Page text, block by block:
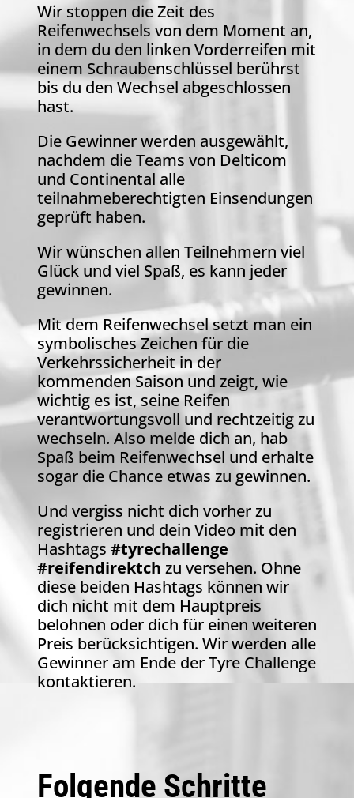
Wir stoppen die Zeit des
Reifenwechsels von dem Moment an,
in dem du den linken Vorderreifen mit
einem Schraubenschlüssel berührst
bis du den Wechsel abgeschlossen
hast.
Die Gewinner werden ausgewählt,
nachdem die Teams von Delticom
und Continental alle
teilnahmeberechtigten Einsendungen
geprüft haben.
Wir wünschen allen Teilnehmern viel
Glück und viel Spaß, es kann jeder
gewinnen.
Mit dem Reifenwechsel setzt man ein
symbolisches Zeichen für die
Verkehrssicherheit in der
kommenden Saison und zeigt, wie
wichtig es ist, seine Reifen
verantwortungsvoll und rechtzeitig zu
wechseln. Also melde dich an, hab
Spaß beim Reifenwechsel und erhalte
sogar die Chance etwas zu gewinnen.
Und vergiss nicht dich vorher zu
registrieren und dein Video mit den
Hashtags #tyrechallenge
#reifendirektch zu versehen. Ohne
diese beiden Hashtags können wir
dich nicht mit dem Hauptpreis
belohnen oder dich für einen weiteren
Preis berücksichtigen. Wir werden alle
Gewinner am Ende der Tyre Challenge
kontaktieren.
Folgende Schritte